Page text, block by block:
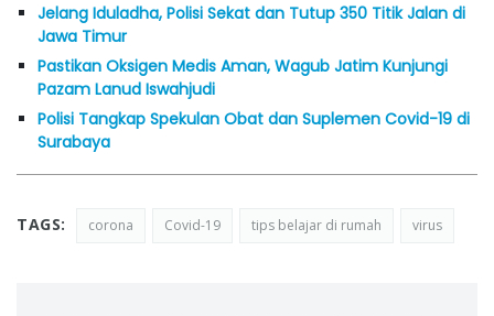
Jelang Iduladha, Polisi Sekat dan Tutup 350 Titik Jalan di
Jawa Timur
Pastikan Oksigen Medis Aman, Wagub Jatim Kunjungi
Pazam Lanud Iswahjudi
Polisi Tangkap Spekulan Obat dan Suplemen Covid-19 di
Surabaya
TAGS: corona Covid-19 tips belajar di rumah virus